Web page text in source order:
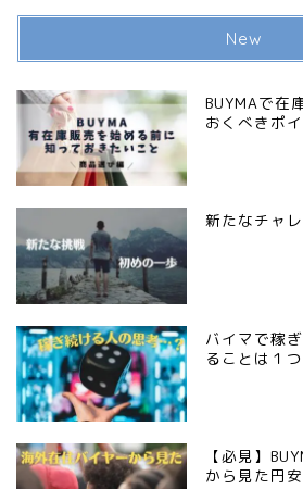
New
BUYMAで在
おくべきポ
新たなチャ
バイマで稼
ることは１つ
【必見】
から見た円